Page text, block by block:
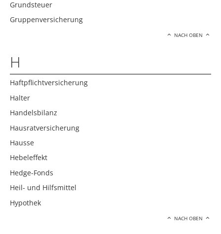
Grundsteuer
Gruppenversicherung
NACH OBEN
H
Haftpflichtversicherung
Halter
Handelsbilanz
Hausratversicherung
Hausse
Hebeleffekt
Hedge-Fonds
Heil- und Hilfsmittel
Hypothek
NACH OBEN